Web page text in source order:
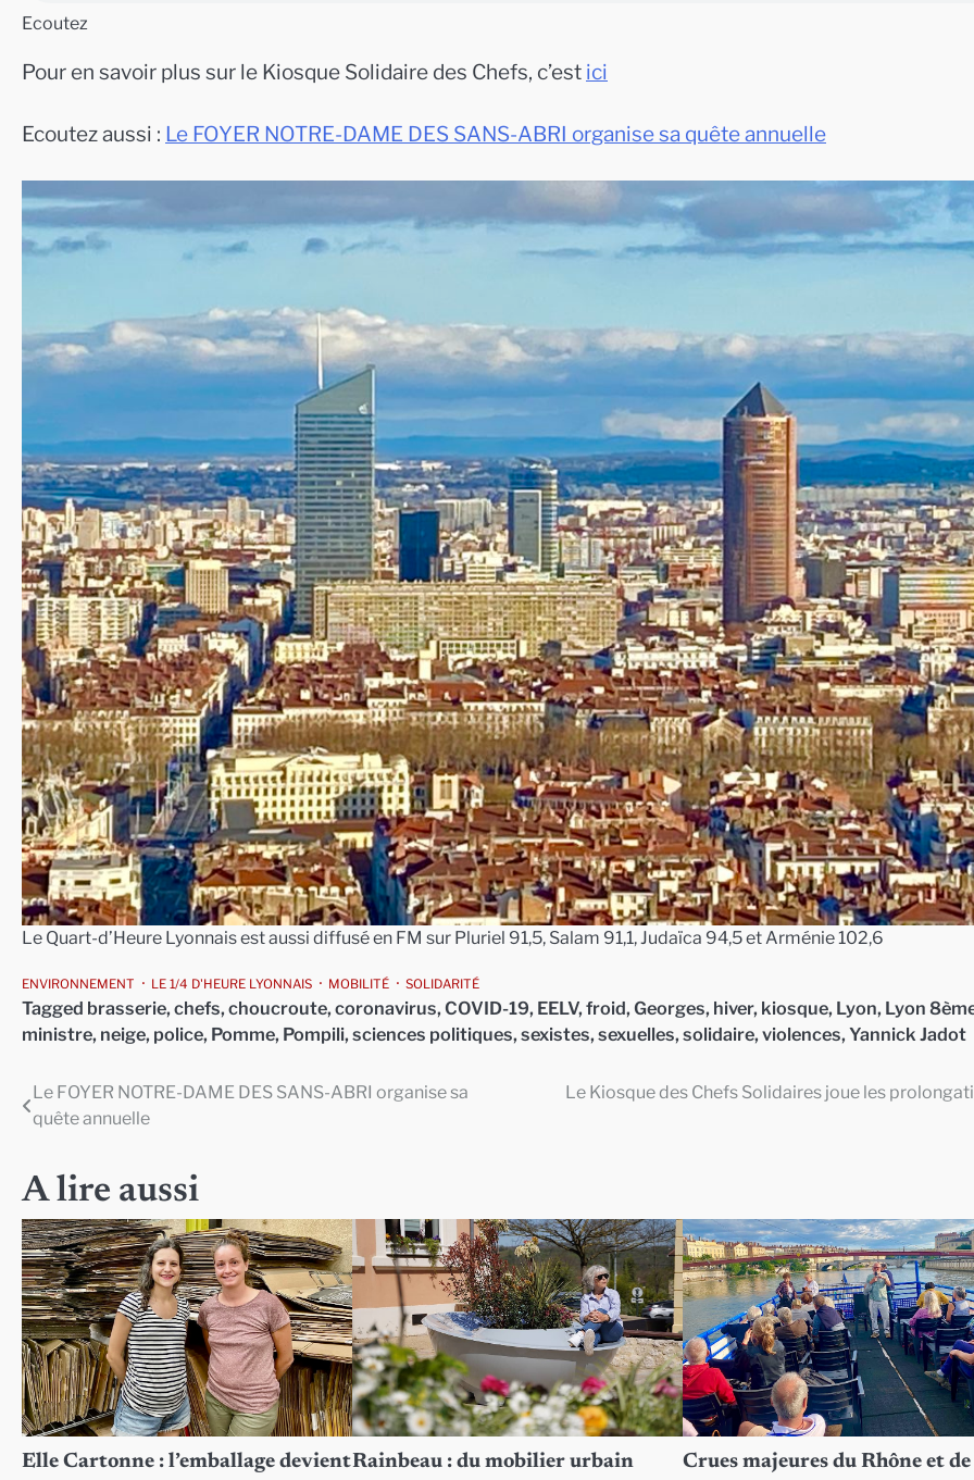
Ecoutez
Pour en savoir plus sur le Kiosque Solidaire des Chefs, c’est ici
Ecoutez aussi : Le FOYER NOTRE-DAME DES SANS-ABRI organise sa quête annuelle
Le Quart-d’Heure Lyonnais est aussi diffusé en FM sur Pluriel 91,5, Salam 91,1, Judaïca 94,5 et Arménie 102,6
ENVIRONNEMENT LE 1/4 D'HEURE LYONNAIS MOBILITÉ SOLIDARITÉ
Tagged brasserie, chefs, choucroute, coronavirus, COVID-19, EELV, froid, Georges, hiver, kiosque, Lyon, Lyon
ministre, neige, police, Pomme, Pompili, sciences politiques, sexistes, sexuelles, solidaire, violences, Yannick Jadot
Navigation
l’article
Le FOYER NOTRE-DAME DES SANS-ABRI organise sa
quête annuelle
Le Kiosque des Chefs Solidaires joue les
A lire aussi
Elle Cartonne : l’emballage devientRainbeau : du mobilier urbain
Crues majeures du Rhône et